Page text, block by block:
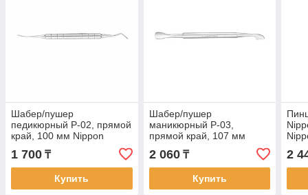
Шабер/пушер
педикюрный P-02, прямой
край, 100 мм Nippon
1 700 ₸
Купить
Шабер/пушер
маникюрный P-03,
прямой край, 107 мм
Nippon Nippers
2 060₸
Купить
2